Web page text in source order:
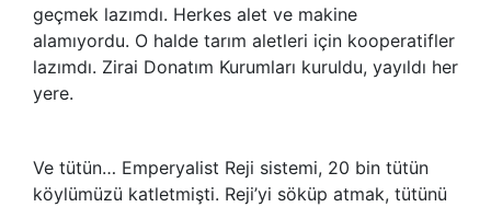
geçmek lazımdı. Herkes alet ve makine
alamıyordu. O halde tarım aletleri için kooperatifler
lazımdı. Zirai Donatım Kurumları kuruldu, yayıldı her
yere.
Ve tütün… Emperyalist Reji sistemi, 20 bin tütün
köylümüzü katletmişti. Reji’yi söküp atmak, tütünü